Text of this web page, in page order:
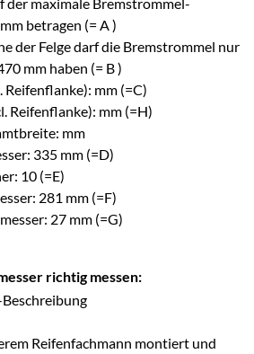
betragen (= A )
der Felge darf die Bremstrommel nur
mm haben (= B )
mm (=C)
Reifenflanke): mm (=H)
mm
335 mm (=D)
10 (=E)
281 mm (=F)
27 mm (=G)
richtig messen:
Reifenfachmann montiert und